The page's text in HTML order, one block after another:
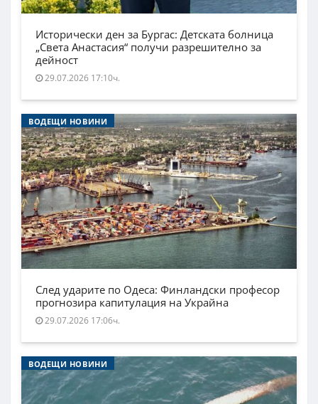
Исторически ден за Бургас: Детската болница
„Света Анастасия“ получи разрешително за
дейност
29.07.2026 17:10ч.
ВОДЕЩИ НОВИНИ
След ударите по Одеса: Финландски професор
прогнозира капитулация на Украйна
29.07.2026 17:06ч.
ВОДЕЩИ НОВИНИ